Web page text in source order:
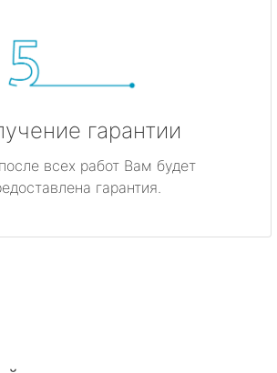
гарантии
всех работ Вам будет
гарантия.